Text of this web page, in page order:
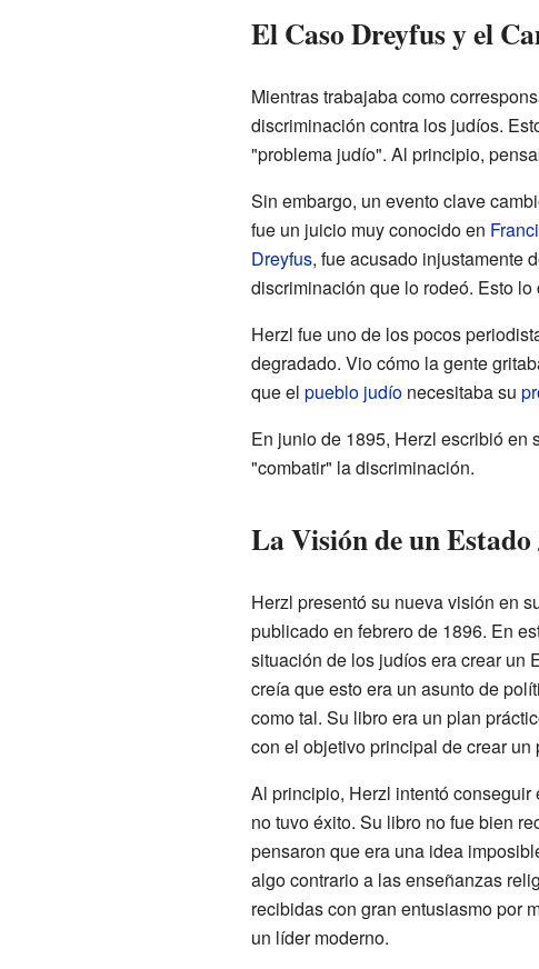
El Caso Dreyfus y el
Mientras trabajaba como
discriminación contra los judíos.
"problema judío". Al principio,
Sin embargo, un evento clave
fue un juicio muy conocido en
Dreyfus, fue acusado injustamente
discriminación que lo rodeó. Esto
Herzl fue uno de los pocos
degradado. Vio cómo la gente
que el pueblo judíonecesitaba su
En junio de 1895, Herzl escribió
"combatir" la discriminación.
La Visión de un
Herzl presentó su nueva visión en
publicado en febrero de 1896. En
situación de los judíos era crear un
creía que esto era un asunto de
como tal. Su libro era un plan
con el objetivo principal de crear un
Al principio, Herzl intentó
no tuvo éxito. Su libro no fue bien
pensaron que era una idea
algo contrario a las enseñanzas
recibidas con gran entusiasmo por
un líder moderno.